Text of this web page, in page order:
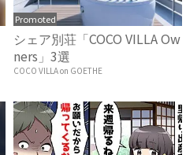
Promoted
シェア別荘「COCO VILLA Ow
ners」3選
COCO VILLA on GOETHE